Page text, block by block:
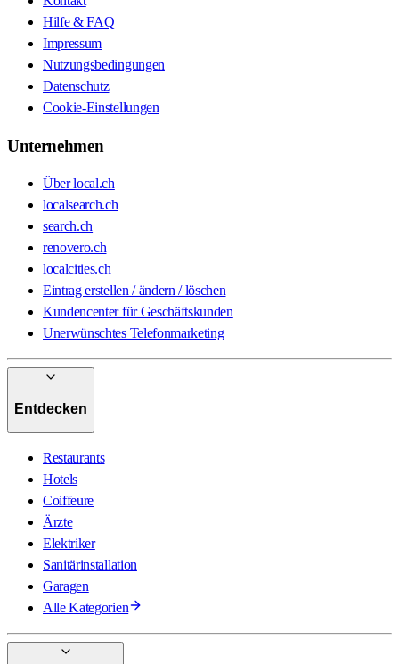
Hilfe & FAQ
Impressum
Nutzungsbedingungen
Datenschutz
Cookie-Einstellungen
Unternehmen
Über local.ch
localsearch.ch
search.ch
renovero.ch
localcities.ch
Eintrag erstellen / ändern / löschen
Kundencenter für Geschäftskunden
Unerwünschtes Telefonmarketing
Entdecken
Restaurants
Hotels
Coiffeure
Ärzte
Elektriker
Sanitärinstallation
Garagen
Alle Kategorien